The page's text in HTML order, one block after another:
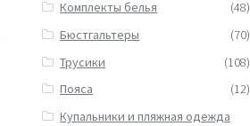
Комплекты белья
(48)
Бюстгальтеры
(70)
Трусики
(108)
Пояса
(12)
Купальники и пляжная одежда